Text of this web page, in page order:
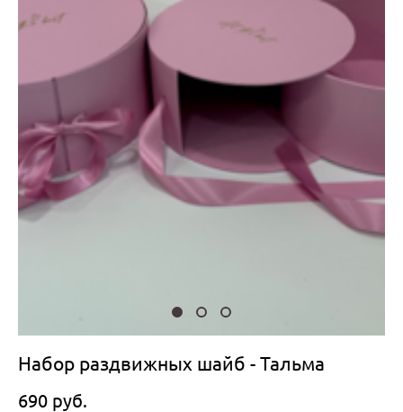
Набор раздвижных шайб - Тальма
690 pуб.